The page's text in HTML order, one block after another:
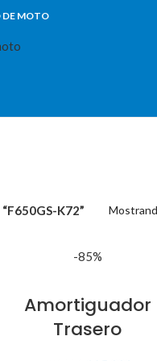
DE MOTO
K72”
-85%
Amortiguador
Trasero